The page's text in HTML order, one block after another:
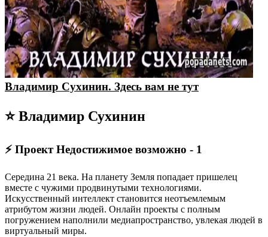
Владимир Сухинин. Здесь вам не тут
⭐ Владимир Сухинин
⚡ Проект Недостижимое возможно - 1
Середина 21 века. На планету Земля попадает пришелец
вместе с чужими продвинутыми технологиями.
Искусственный интеллект становится неотъемлемым
атрибутом жизни людей. Онлайн проекты с полным
погружением наполнили медиапространство, увлекая людей в
виртуальный миры.